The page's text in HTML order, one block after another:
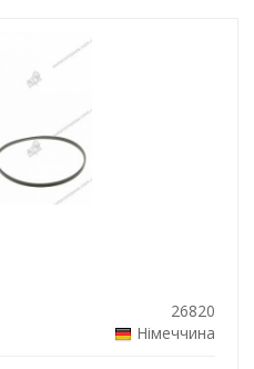
26820
Німеччина